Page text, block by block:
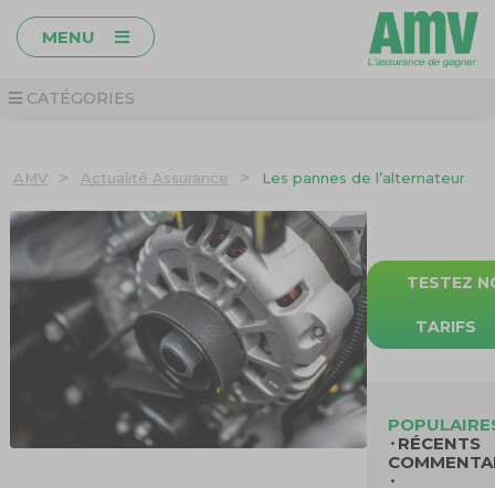
MENU
CATÉGORIES
AMV > Actualité Assurance > Les pannes de l’alternateur
TESTEZ
TARIFS
RÉCENTS